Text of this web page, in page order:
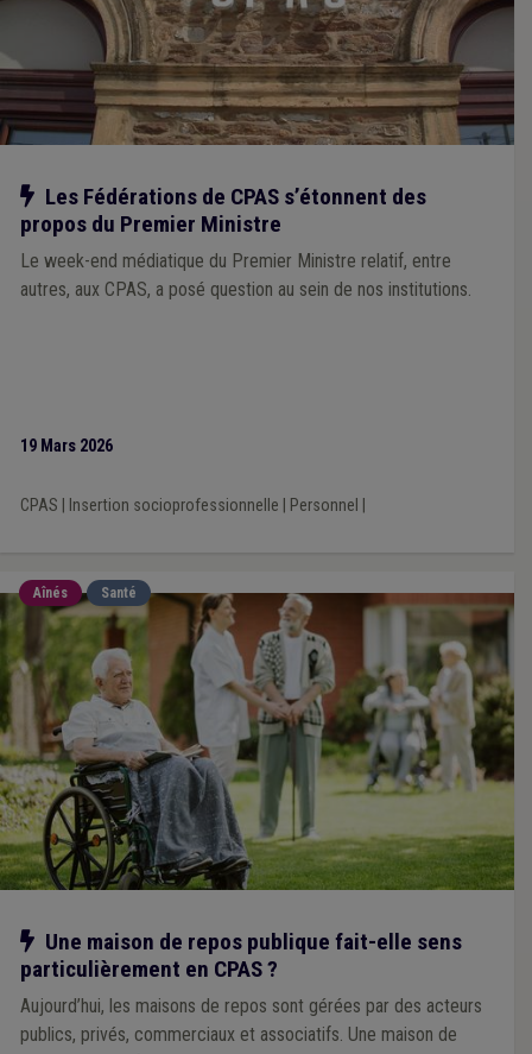
Notre action
Les Fédérations de CPAS s’étonnent des
propos du Premier Ministre
Le week-end médiatique du Premier Ministre relatif, entre
autres, aux CPAS, a posé question au sein de nos institutions.
19 Mars 2026
CPAS Insertion socioprofessionnelle Personnel
Aînés Santé
Notre action
Une maison de repos publique fait-elle sens
particulièrement en CPAS ?
Aujourd’hui, les maisons de repos sont gérées par des acteurs
publics, privés, commerciaux et associatifs. Une maison de